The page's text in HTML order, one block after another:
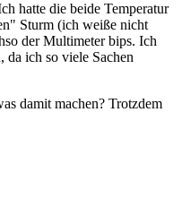
hatte die beide Temperatur
Sturm (ich weiße nicht
der Multimeter bips. Ich
da ich so viele Sachen
damit machen? Trotzdem